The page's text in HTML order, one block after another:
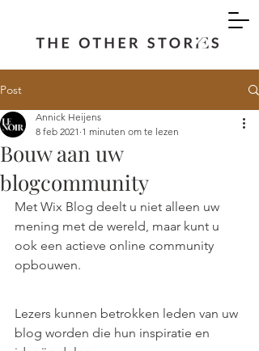
Post
Bouw aan uw
blogcommunity
Annick Heijens
8 feb 2021 1 minuten om te lezen
Met Wix Blog deelt u niet alleen uw
mening met de wereld, maar kunt u
ook een actieve online community
opbouwen.
Lezers kunnen betrokken leden van uw
blog worden die hun inspiratie en